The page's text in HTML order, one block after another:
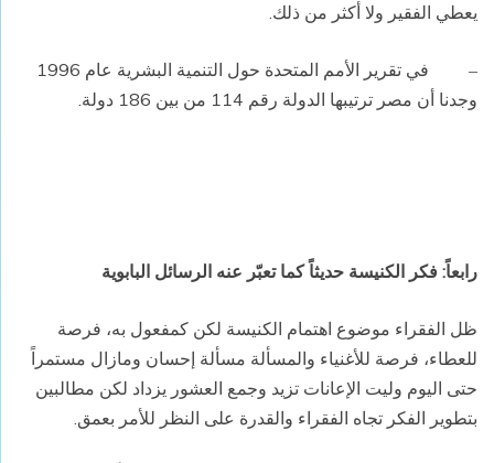
يعطي الفقير ولا أكثر من ذلك.
–
في تقرير الأمم المتحدة حول التنمية البشرية عام 1996
وجدنا أن مصر ترتيبها الدولة رقم 114 من بين 186 دولة.
رابعاً: فكر الكنيسة حديثاً كما تعبّر عنه الرسائل البابوية
ظل الفقراء موضوع اهتمام الكنيسة لكن كمفعول به، فرصة
للعطاء، فرصة للأغنياء والمسألة مسألة إحسان ومازال مستمراً
حتى اليوم وليت الإعانات تزيد وجمع العشور يزداد لكن مطالبين
بتطوير الفكر تجاه الفقراء والقدرة على النظر للأمر بعمق.